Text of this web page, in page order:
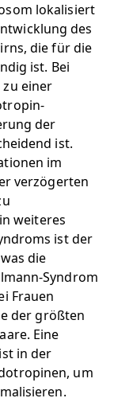
lokalisiert
des
die für die
ist. Bei
einer
der
ist.
im
verzögerten
weiteres
ist der
die
Syndrom
Frauen
der größten
Eine
in der
um